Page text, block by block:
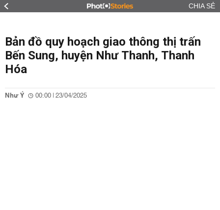
CHIA SẺ
Bản đồ quy hoạch giao thông thị trấn
Bến Sung, huyện Như Thanh, Thanh
Hóa
Như Ý 00:00 | 23/04/2025